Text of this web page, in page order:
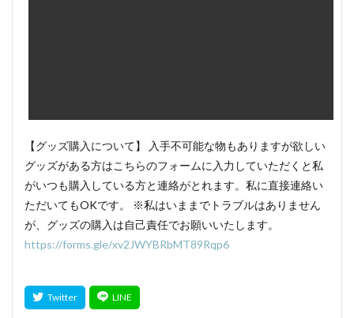
【グッズ購入について】 入手不可能な物もありますが欲しい
グッズがある方はこちらのフォームに入力していただくと私
がいつも購入している方と連絡がとれます。私に直接連絡い
ただいてもOKです。 ※私はいままでトラブルはありません
が、グッズの購入は自己責任でお願いいたします。
https://forms.gle/xv2JWYBRbMT89Rqp6